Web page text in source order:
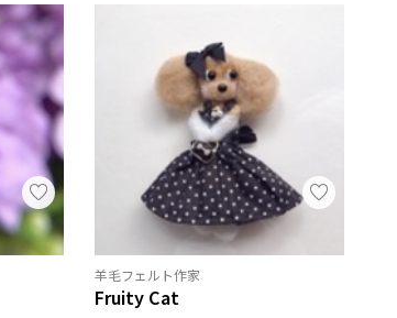
羊毛フェルト作家
Fruity Cat